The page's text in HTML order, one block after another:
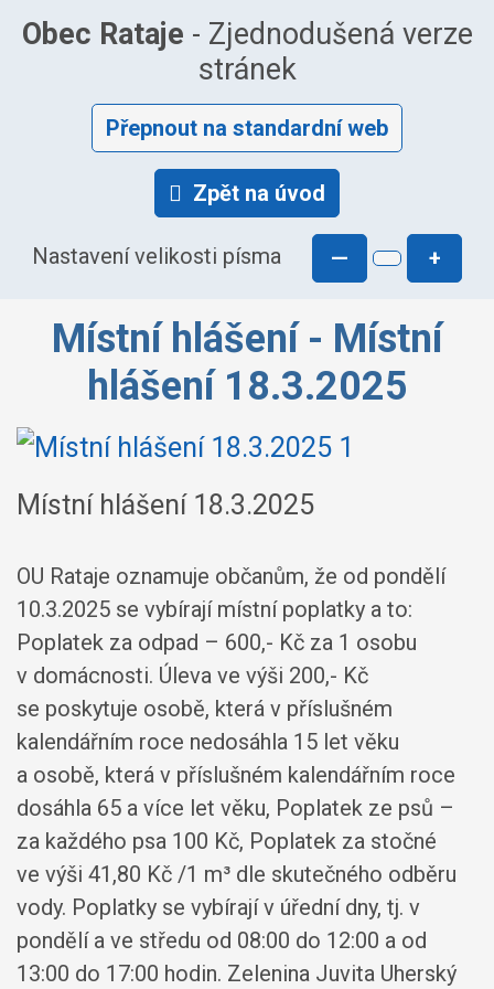
Obec Rataje - Zjednodušená verze
stránek
Přepnout na standardní web
Zpět na úvod
Nastavení velikosti písma — +
Místní hlášení - Místní
hlášení 18.3.2025
Místní hlášení 18.3.2025
OU Rataje oznamuje občanům, že od pondělí
10.3.2025 se vybírají místní poplatky a to:
Poplatek za odpad – 600,- Kč za 1 osobu
v domácnosti. Úleva ve výši 200,- Kč
se poskytuje osobě, která v příslušném
kalendářním roce nedosáhla 15 let věku
a osobě, která v příslušném kalendářním roce
dosáhla 65 a více let věku, Poplatek ze psů –
za každého psa 100 Kč, Poplatek za stočné
ve výši 41,80 Kč /1 m³ dle skutečného odběru
vody. Poplatky se vybírají v úřední dny, tj. v
pondělí a ve středu od 08:00 do 12:00 a od
13:00 do 17:00 hodin. Zelenina Juvita Uherský